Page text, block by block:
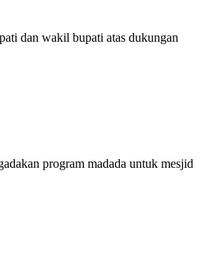
dan wakil bupati atas dukungan
program madada untuk mesjid